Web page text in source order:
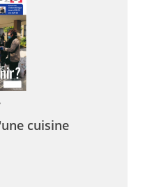
cuisine